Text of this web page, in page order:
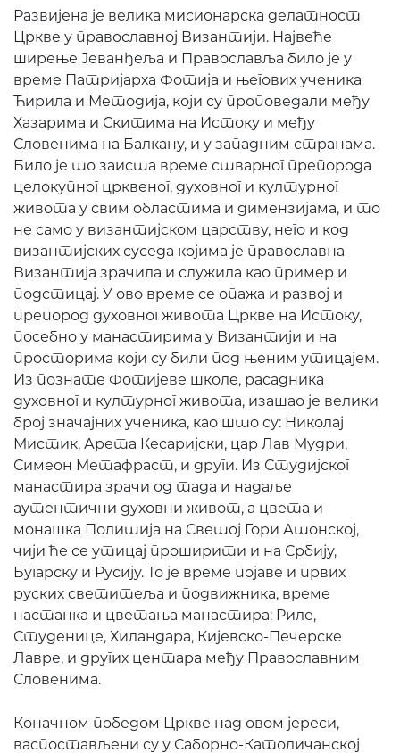
Развијена је велика мисионарска делатност
Цркве у православној Византији. Највеће
ширење Јеванђеља и Православља било је у
време Патријарха Фотија и његових ученика
Ћирила и Методија, који су проповедали међу
Хазарима и Скитима на Истоку и међу
Словенима на Балкану, и у западним странама.
Било је то заиста време стварног препорода
целокупног црквеног, духовног и културног
живота у свим областима и димензијама, и то
не само у византијском царству, него и код
византијских суседа којима је православна
Византија зрачила и служила као пример и
подстицај. У ово време се опажа и развој и
препород духовног живота Цркве на Истоку,
посебно у манастирима у Византији и на
просторима који су били под њеним утицајем.
Из познате Фотијеве школе, расадника
духовног и културног живота, изашао је велики
број значајних ученика, као што су: Николај
Мистик, Арета Кесаријски, цар Лав Мудри,
Симеон Метафраст, и други. Из Студијског
манастира зрачи од тада и надаље
аутентични духовни живот, а цвета и
монашка Политија на Светој Гори Атонској,
чији ће се утицај проширити и на Србију,
Бугарску и Русију. То је време појаве и првих
руских светитеља и подвижника, време
настанка и цветања манастира: Риле,
Студенице, Хиландара, Кијевско-Печерске
Лавре, и других центара међу Православним
Словенима.
Коначном победом Цркве над овом јереси,
васпостављени су у Саборно-Католичанској